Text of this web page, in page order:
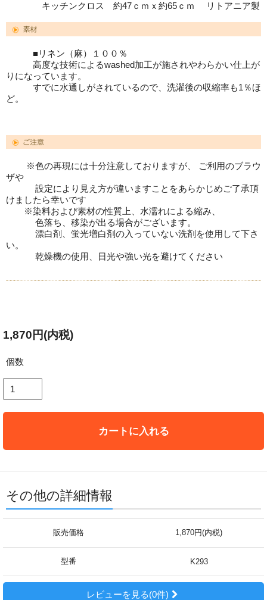
キッチンクロス 約47ｃｍｘ約65ｃｍ リトアニア製
■リネン（麻）１００％
高度な技術によるwashed加工が施されやわらかい仕上が
りになっています。
すでに水通しがされているので、洗濯後の収縮率も1％ほ
ど。
※色の再現には十分注意しておりますが、 ご利用のブラウ
ザや
設定により見え方が違いますことをあらかじめご了承頂
けましたら幸いです
※染料および素材の性質上、水濡れによる縮み、
色落ち、移染が出る場合がございます。
漂白剤、蛍光増白剤の入っていない洗剤を使用して下さ
い。
乾燥機の使用、日光や強い光を避けてください
1,870円(内税)
個数
カートに入れる
その他の詳細情報
販売価格 1,870円(内税)
型番 K293
レビューを見る(0件)